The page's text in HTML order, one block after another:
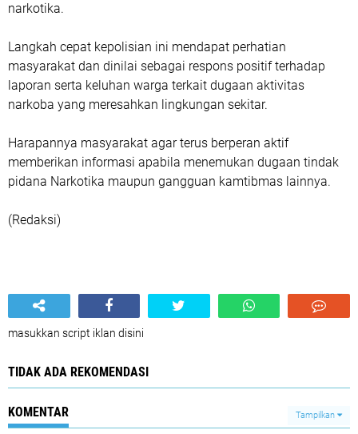
narkotika.
Langkah cepat kepolisian ini mendapat perhatian
masyarakat dan dinilai sebagai respons positif terhadap
laporan serta keluhan warga terkait dugaan aktivitas
narkoba yang meresahkan lingkungan sekitar.
Harapannya masyarakat agar terus berperan aktif
memberikan informasi apabila menemukan dugaan tindak
pidana Narkotika maupun gangguan kamtibmas lainnya.
(Redaksi)
masukkan script iklan disini
TIDAK ADA REKOMENDASI
KOMENTAR Tampilkan